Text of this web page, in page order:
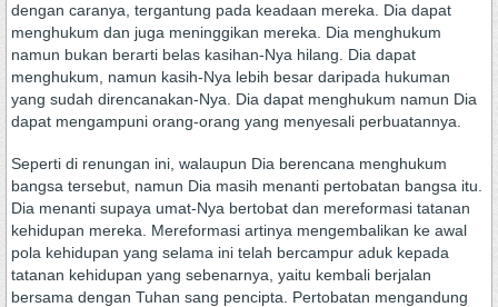
dengan caranya, tergantung pada keadaan mereka. Dia dapat
menghukum dan juga meninggikan mereka. Dia menghukum
namun bukan berarti belas kasihan-Nya hilang. Dia dapat
menghukum, namun kasih-Nya lebih besar daripada hukuman
yang sudah direncanakan-Nya. Dia dapat menghukum namun Dia
dapat mengampuni orang-orang yang menyesali perbuatannya.
Seperti di renungan ini, walaupun Dia berencana menghukum
bangsa tersebut, namun Dia masih menanti pertobatan bangsa itu.
Dia menanti supaya umat-Nya bertobat dan mereformasi tatanan
kehidupan mereka. Mereformasi artinya mengembalikan ke awal
pola kehidupan yang selama ini telah bercampur aduk kepada
tatanan kehidupan yang sebenarnya, yaitu kembali berjalan
bersama dengan Tuhan sang pencipta. Pertobatan mengandung